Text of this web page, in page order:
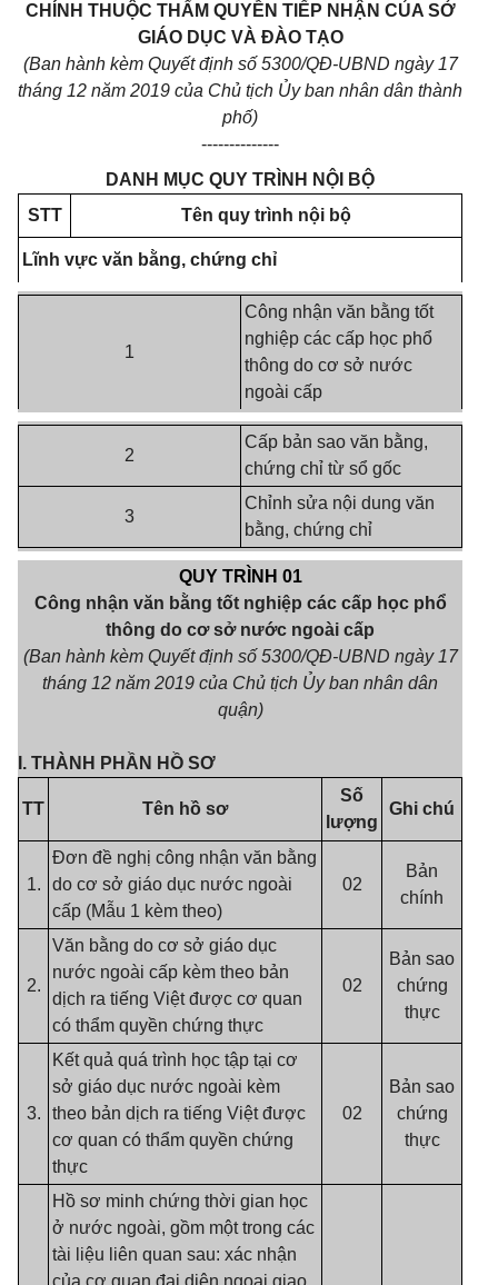
CHÍNH THUỘC THẨM QUYỀN TIẾP NHẬN CỦA SỞ
GIÁO DỤC VÀ ĐÀO TẠO
(Ban hành kèm Quyết định số 5300/QĐ-UBND ngày 17
tháng 12 năm 2019 của Chủ tịch Ủy ban nhân dân thành
phố)
--------------
DANH MỤC QUY TRÌNH NỘI BỘ
STT
Tên quy trình nội bộ
Lĩnh vực văn bằng, chứng chỉ
1
Công nhận văn bằng tốt
nghiệp các cấp học phổ
thông do cơ sở nước
ngoài cấp
2
Cấp bản sao văn bằng,
chứng chỉ từ sổ gốc
3
Chỉnh sửa nội dung văn
bằng, chứng chỉ
QUY TRÌNH 01
Công nhận văn bằng tốt nghiệp các cấp học phổ
thông do cơ sở nước ngoài cấp
(Ban hành kèm Quyết định số 5300/QĐ-UBND ngày 17
tháng 12 năm 2019 của Chủ tịch Ủy ban nhân dân
quận)
I. THÀNH PHẦN HỒ SƠ
TT Tên hồ sơ
Số
lượng
Ghi chú
1.
Đơn đề nghị công nhận văn bằng
do cơ sở giáo dục nước ngoài
cấp (Mẫu 1 kèm theo)
02
Bản
chính
2.
Văn bằng do cơ sở giáo dục
nước ngoài cấp kèm theo bản
dịch ra tiếng Việt được cơ quan
có thẩm quyền chứng thực
02
Bản sao
chứng
thực
3.
Kết quả quá trình học tập tại cơ
sở giáo dục nước ngoài kèm
theo bản dịch ra tiếng Việt được
cơ quan có thẩm quyền chứng
thực
02
Bản sao
chứng
thực
Hồ sơ minh chứng thời gian học
ở nước ngoài, gồm một trong các
tài liệu liên quan sau: xác nhận
của cơ quan đại diện ngoại giao